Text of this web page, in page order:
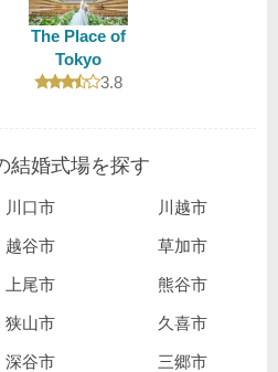
The Place of
Tokyo
口コミ評価
3.8
結婚式場を探す
川口市 川越市
越谷市 草加市
上尾市 熊谷市
狭山市 久喜市
深谷市 三郷市